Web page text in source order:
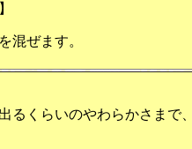
混ぜます。
るくらいのやわらかさまで